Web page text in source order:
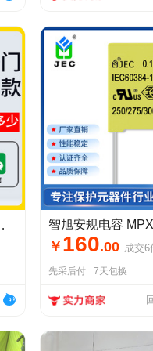
￥ 160.00 成交6
先采后付 7天包换